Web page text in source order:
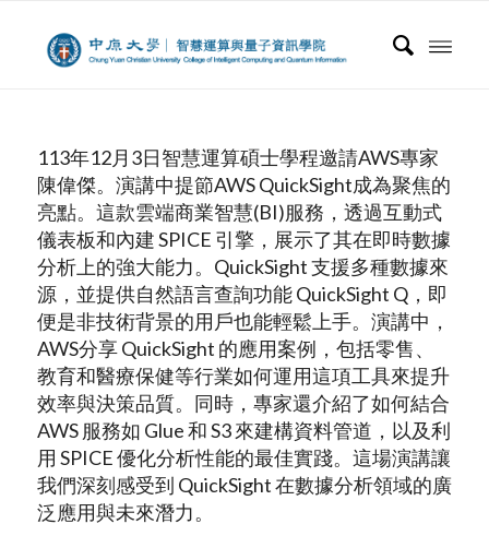
113年12月3日智慧運算碩士學程邀請AWS專家
陳偉傑。演講中提節AWS QuickSight成為聚焦的
亮點。這款雲端商業智慧(BI)服務，透過互動式
儀表板和內建 SPICE 引擎，展示了其在即時數據
分析上的強大能力。QuickSight 支援多種數據來
源，並提供自然語言查詢功能 QuickSight Q，即
便是非技術背景的用戶也能輕鬆上手。演講中，
AWS分享 QuickSight 的應用案例，包括零售、
教育和醫療保健等行業如何運用這項工具來提升
效率與決策品質。同時，專家還介紹了如何結合
AWS 服務如 Glue 和 S3 來建構資料管道，以及利
用 SPICE 優化分析性能的最佳實踐。這場演講讓
我們深刻感受到 QuickSight 在數據分析領域的廣
泛應用與未來潛力。